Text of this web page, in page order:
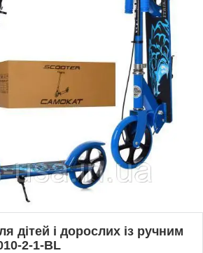
дітей і дорослих із ручним
2-1-BL